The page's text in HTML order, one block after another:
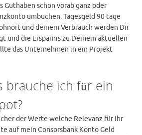
Guthaben schon vorab ganz oder
umbuchen. Tagesgeld 90 tage
und deinem Verbrauch werden Dir
und die Ersparnis zu Deinem aktuellen
das Unternehmen in ein Projekt
brauche ich für ein
der Werte welche Relevanz für Ihr
auf mein Consorsbank Konto Geld